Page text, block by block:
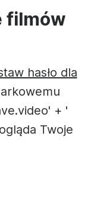
filmów
hasło dla
+ '
Twoje